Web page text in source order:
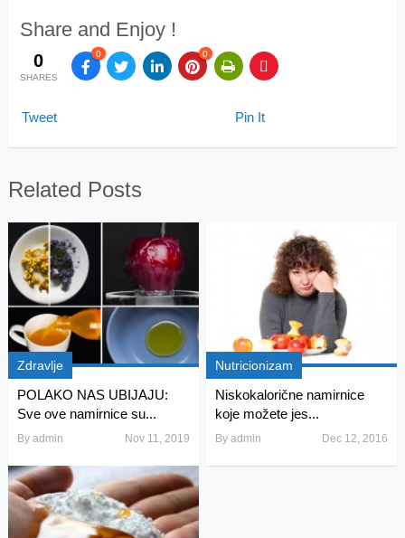
Share and Enjoy !
0
SHARES
0 0
Tweet Pin It
Related Posts
Zdravlje
POLAKO NAS UBIJAJU:
Sve ove namirnice su...
By admin Nov 11, 2019
Nutricionizam
Niskokalorične namirnice
koje možete jes...
Byadmin Dec 12, 2016